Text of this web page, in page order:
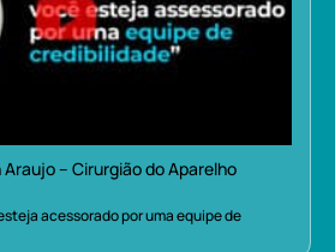
– Cirurgião do Aparelho
acessorado por uma equipe de